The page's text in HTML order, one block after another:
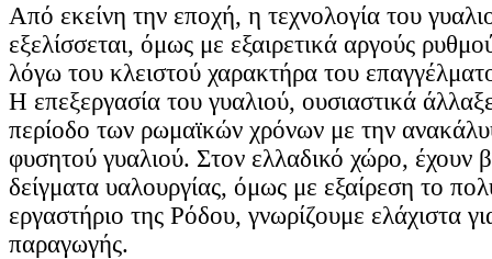
Από εκείνη την εποχή, η τεχνολογία του
εξελίσσεται, όμως με εξαιρετικά αργούς
λόγω του κλειστού χαρακτήρα του
Η επεξεργασία του γυαλιού, ουσιαστικά
περίοδο των ρωμαϊκών χρόνων με την
φυσητού γυαλιού. Στον ελλαδικό χώρο, έχουν
δείγματα υαλουργίας, όμως με εξαίρεση το
εργαστήριο της Ρόδου, γνωρίζουμε ελάχιστα
παραγωγής.